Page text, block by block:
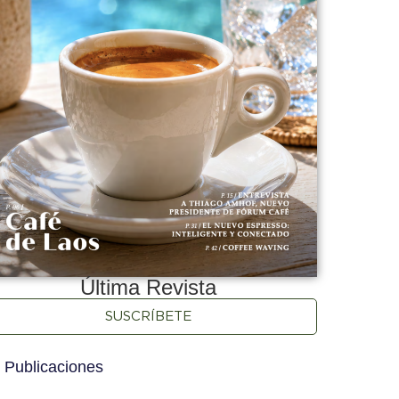
Última Revista
SUSCRÍBETE
Publicaciones